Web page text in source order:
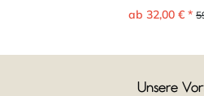
ab 32,00 € *
Unsere